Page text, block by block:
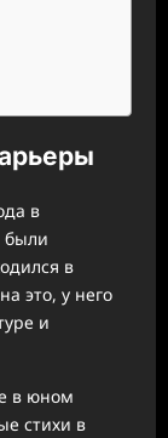
в
были
в
это, у него
и
в юном
стихи в